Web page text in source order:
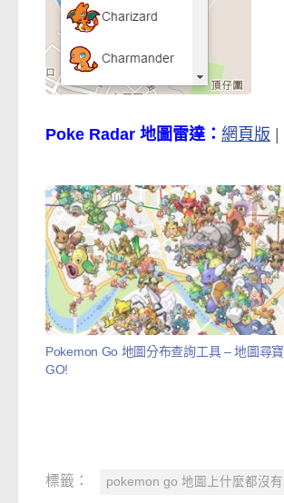
Poke Radar 地圖雷達： 網頁版 |
Pokemon Go 地圖分布查詢工具 – 地圖尋寶
GO!
標籤： pokemon go 地圖上什麼都沒有